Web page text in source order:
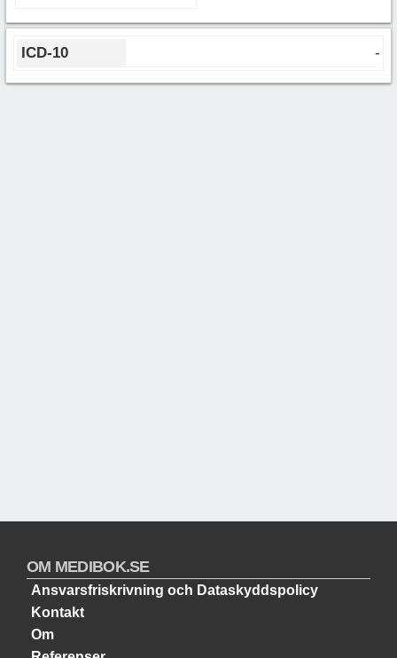
ICD-10 -
OM MEDIBOK.SE
Ansvarsfriskrivning och Dataskyddspolicy
Kontakt
Om